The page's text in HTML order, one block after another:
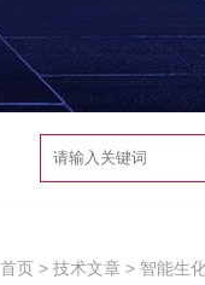
首页 > 技术文章 > 智能生